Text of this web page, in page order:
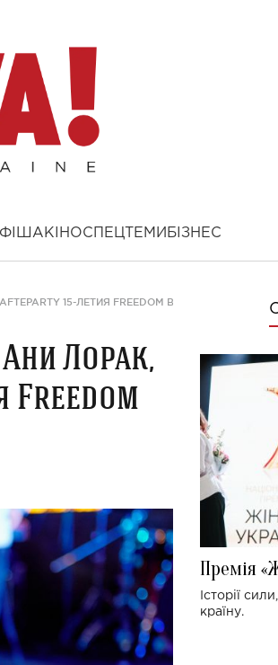
КІНОСПЕЦТЕМИ БІЗНЕС
15-ЛЕТИЯ FREEDOM BALLET
Лорак,
Freedom
Премія
Історії
країну.